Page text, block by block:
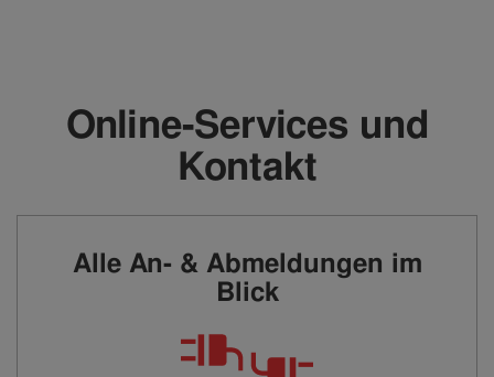
Online-Services und
Kontakt
Alle An- & Abmeldungen im
Blick